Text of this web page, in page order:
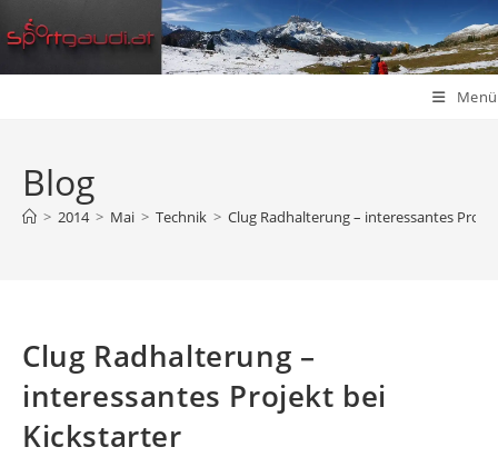
Zum
Inhalt
Menü
Blog
> 2014 > Mai > Technik > Clug Radhalterung – interessantes
Clug Radhalterung –
interessantes Projekt bei
Kickstarter